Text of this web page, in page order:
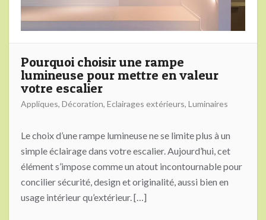
Pourquoi choisir une rampe
lumineuse pour mettre en valeur
votre escalier
Appliques, Décoration, Eclairages extérieurs, Luminaires
Le choix d’une rampe lumineuse ne se limite plus à un
simple éclairage dans votre escalier. Aujourd’hui, cet
élément s’impose comme un atout incontournable pour
concilier sécurité, design et originalité, aussi bien en
usage intérieur qu’extérieur. […]